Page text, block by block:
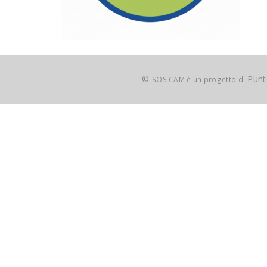
© SOS CAM è un progetto di